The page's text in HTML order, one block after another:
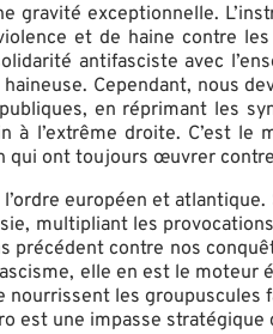
gravité exceptionnelle.
et de haine contre
antifasciste avec
Cependant, nous
en réprimant les
l’extrême droite. C’est
qui ont toujours œuvrer
européen et
multipliant les
contre nos
elle en est le
les
est une impasse